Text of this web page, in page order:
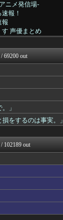
ニメ発信場-
報！
報
す 声優まとめ
速報
速報！
プ放送局
ト
声優まとめ
｜ガン...
速報
ニメ発信場-
ーススレッド
69200 out
」
をするのは事実。」
102189 out